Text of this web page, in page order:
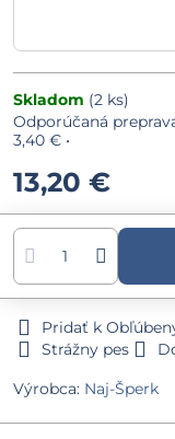
Skladom (2 ks)
3,40 € •
13,20 €
Pridať k
Strážny pes
Výrobca: Naj-Šperk